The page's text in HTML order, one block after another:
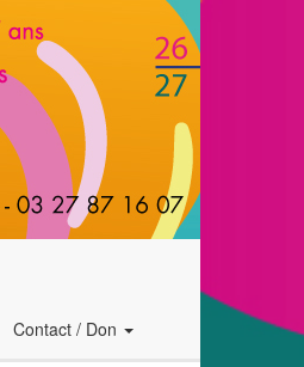
Contact / Don